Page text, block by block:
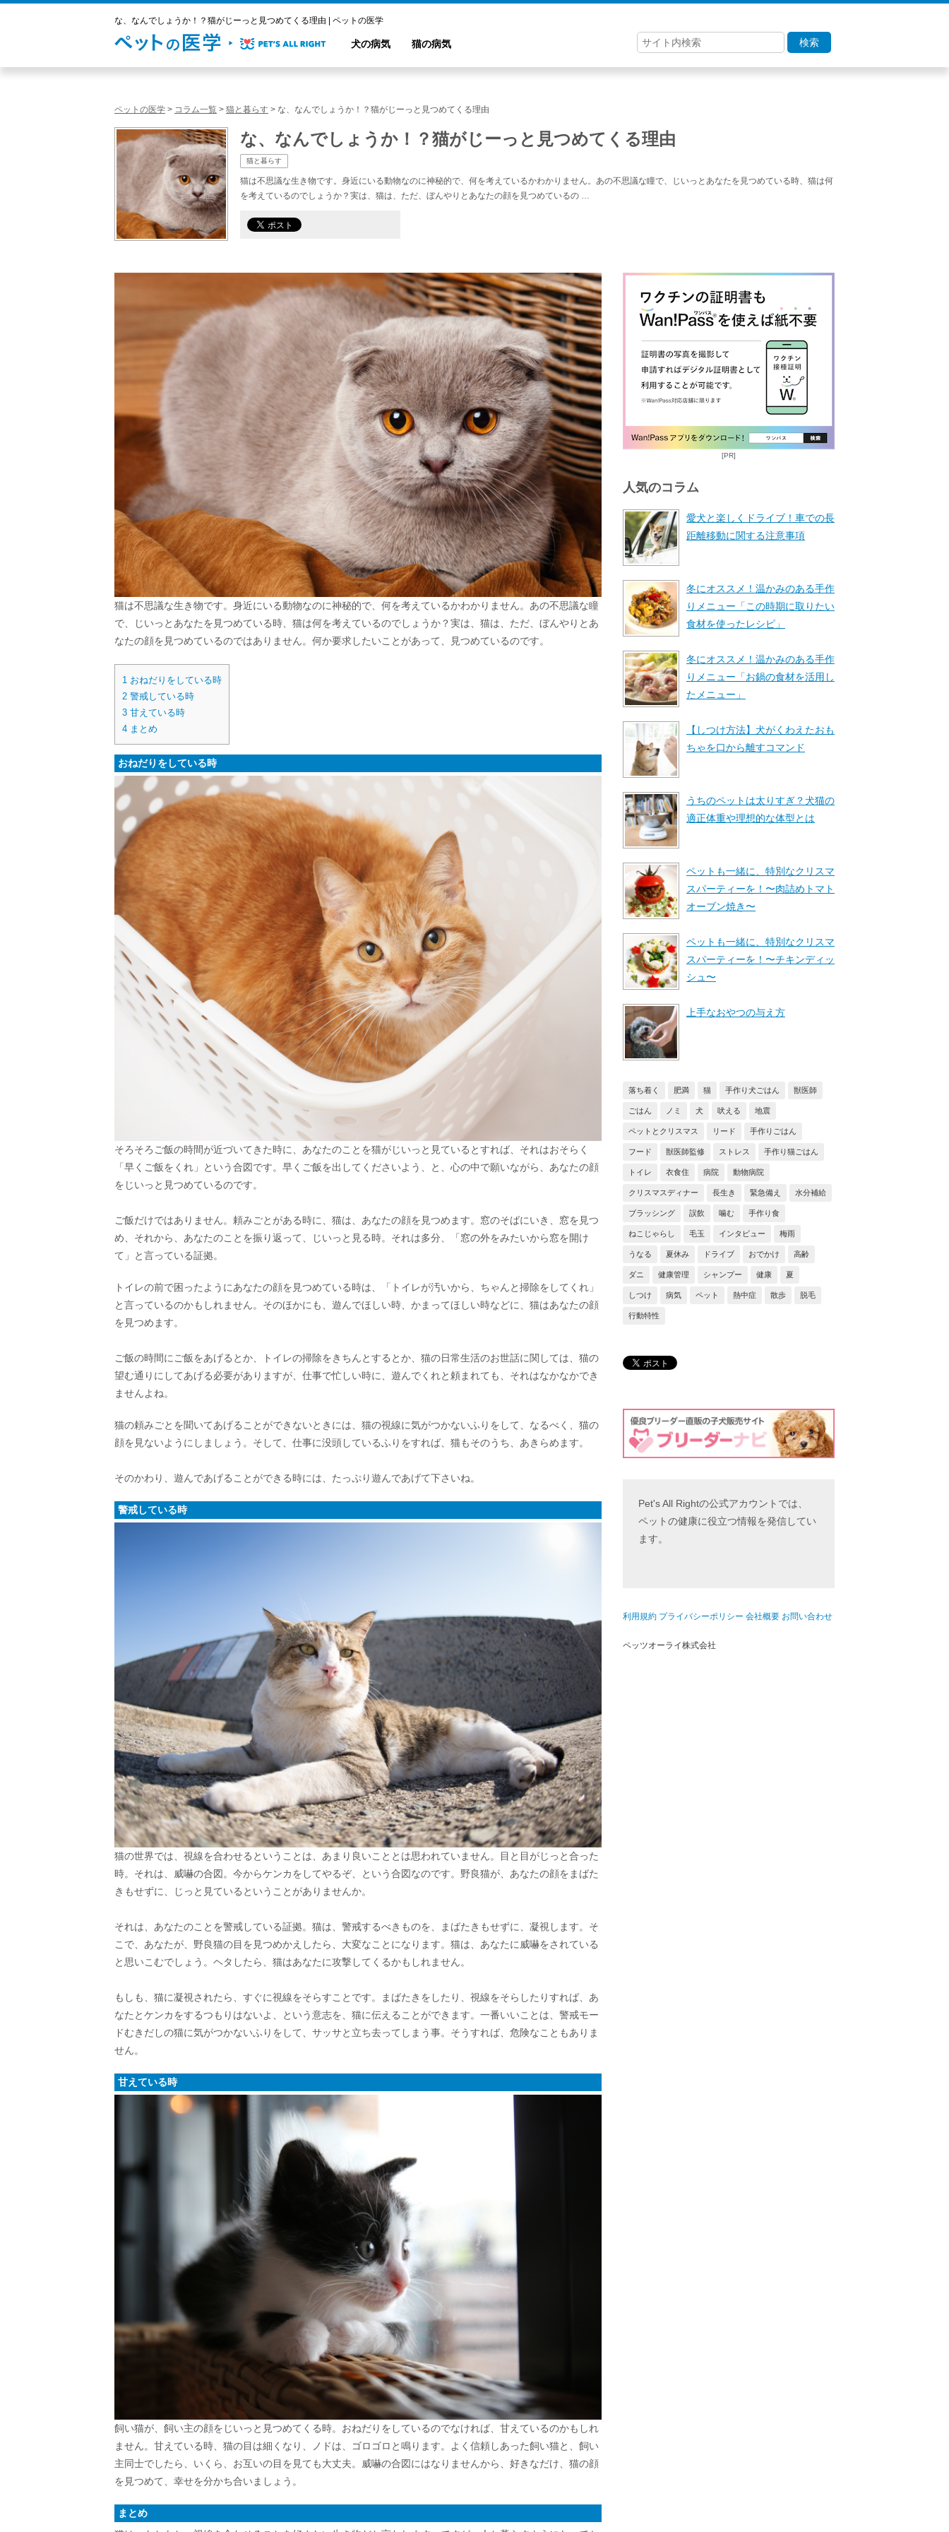
な、なんでしょうか！？猫がじーっと見つめてくる理由 | ペットの医学
犬の病気 猫の病気 検索
ペットの医学 > コラム一覧 > 猫と暮らす > な、なんでしょうか！？猫がじーっと見つめてくる理由
な、なんでしょうか！？猫がじーっと見つめてくる理由
猫と暮らす
猫は不思議な生き物です。身近にいる動物なのに神秘的で、何を考えているかわかりません。あの不思議な瞳で、じいっとあなたを見つめている時、猫は何
を考えているのでしょうか？実は、猫は、ただ、ぼんやりとあなたの顔を見つめているの …
猫は不思議な生き物です。身近にいる動物なのに神秘的で、何を考えているかわかりません。あの不思議な瞳
で、じいっとあなたを見つめている時、猫は何を考えているのでしょうか？実は、猫は、ただ、ぼんやりとあ
なたの顔を見つめているのではありません。何か要求したいことがあって、見つめているのです。
1 おねだりをしている時
2 警戒している時
3 甘えている時
4 まとめ
おねだりをしている時
そろそろご飯の時間が近づいてきた時に、あなたのことを猫がじいっと見ているとすれば、それはおそらく
「早くご飯をくれ」という合図です。早くご飯を出してくださいよう、と、心の中で願いながら、あなたの顔
をじいっと見つめているのです。
ご飯だけではありません。頼みごとがある時に、猫は、あなたの顔を見つめます。窓のそばにいき、窓を見つ
め、それから、あなたのことを振り返って、じいっと見る時。それは多分、「窓の外をみたいから窓を開け
て」と言っている証拠。
トイレの前で困ったようにあなたの顔を見つめている時は、「トイレが汚いから、ちゃんと掃除をしてくれ」
と言っているのかもしれません。そのほかにも、遊んでほしい時、かまってほしい時などに、猫はあなたの顔
を見つめます。
ご飯の時間にご飯をあげるとか、トイレの掃除をきちんとするとか、猫の日常生活のお世話に関しては、猫の
望む通りにしてあげる必要がありますが、仕事で忙しい時に、遊んでくれと頼まれても、それはなかなかでき
ませんよね。
猫の頼みごとを聞いてあげることができないときには、猫の視線に気がつかないふりをして、なるべく、猫の
顔を見ないようにしましょう。そして、仕事に没頭しているふりをすれば、猫もそのうち、あきらめます。
そのかわり、遊んであげることができる時には、たっぷり遊んであげて下さいね。
警戒している時
猫の世界では、視線を合わせるということは、あまり良いこととは思われていません。目と目がじっと合った
時。それは、威嚇の合図。今からケンカをしてやるぞ、という合図なのです。野良猫が、あなたの顔をまばた
きもせずに、じっと見ているということがありませんか。
それは、あなたのことを警戒している証拠。猫は、警戒するべきものを、まばたきもせずに、凝視します。そ
こで、あなたが、野良猫の目を見つめかえしたら、大変なことになります。猫は、あなたに威嚇をされている
と思いこむでしょう。ヘタしたら、猫はあなたに攻撃してくるかもしれません。
もしも、猫に凝視されたら、すぐに視線をそらすことです。まばたきをしたり、視線をそらしたりすれば、あ
なたとケンカをするつもりはないよ、という意志を、猫に伝えることができます。一番いいことは、警戒モー
ドむきだしの猫に気がつかないふりをして、サッサと立ち去ってしまう事。そうすれば、危険なこともありま
せん。
甘えている時
飼い猫が、飼い主の顔をじいっと見つめてくる時。おねだりをしているのでなければ、甘えているのかもしれ
ません。甘えている時、猫の目は細くなり、ノドは、ゴロゴロと鳴ります。よく信頼しあった飼い猫と、飼い
主同士でしたら、いくら、お互いの目を見ても大丈夫。威嚇の合図にはなりませんから、好きなだけ、猫の顔
を見つめて、幸せを分かち合いましょう。
まとめ
[PR]
人気のコラム
愛犬と楽しくドライブ！車での長
距離移動に関する注意事項
冬にオススメ！温かみのある手作
りメニュー「この時期に取りたい
食材を使ったレシピ」
冬にオススメ！温かみのある手作
りメニュー「お鍋の食材を活用し
たメニュー」
【しつけ方法】犬がくわえたおも
ちゃを口から離すコマンド
うちのペットは太りすぎ？犬猫の
適正体重や理想的な体型とは
ペットも一緒に、特別なクリスマ
スパーティーを！〜肉詰めトマト
オーブン焼き〜
ペットも一緒に、特別なクリスマ
スパーティーを！〜チキンディッ
シュ〜
上手なおやつの与え方
落ち着く 肥満 猫 手作り犬ごはん 獣医師
ごはん ノミ 犬 吠える 地震
ペットとクリスマス リード 手作りごはん
フード 獣医師監修 ストレス 手作り猫ごはん
トイレ 衣食住 病院 動物病院
クリスマスディナー 長生き 緊急備え 水分補給
ブラッシング 誤飲 噛む 手作り食
ねこじゃらし 毛玉 インタビュー 梅雨
うなる 夏休み ドライブ おでかけ 高齢
ダニ 健康管理 シャンプー 健康 夏
しつけ 病気 ペット 熱中症 散歩 脱毛
行動特性
Pet's All Rightの公式アカウントでは、
ペットの健康に役立つ情報を発信してい
ます。
利用規約 プライバシーポリシー 会社概要 お問い合わせ
ペッツオーライ株式会社